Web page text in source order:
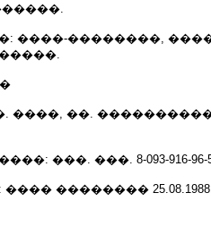
����-��������,
��.
���. 8-093-916-96-50, e-
��������